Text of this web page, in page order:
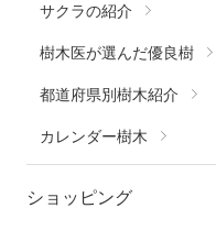
サクラの紹介
樹木医が選んだ優良樹
都道府県別樹木紹介
カレンダー樹木
ショッピング